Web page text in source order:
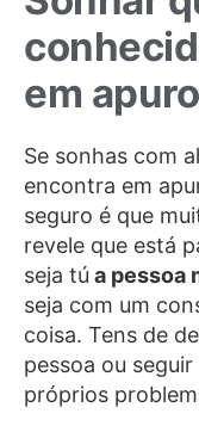
em
Se sonhas com
encontra em
seguro é que
revele que está
seja tú a pessoa
seja com um
coisa. Tens de
pessoa ou
próprios